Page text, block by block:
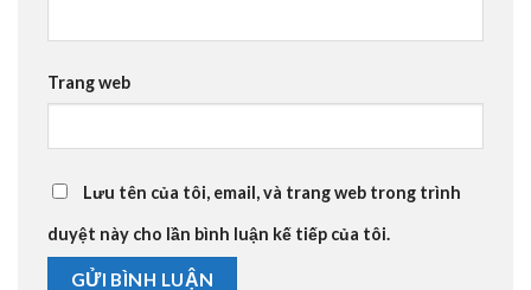
Trang web
Lưu tên của tôi, email, và trang web trong trình
duyệt này cho lần bình luận kế tiếp của tôi.